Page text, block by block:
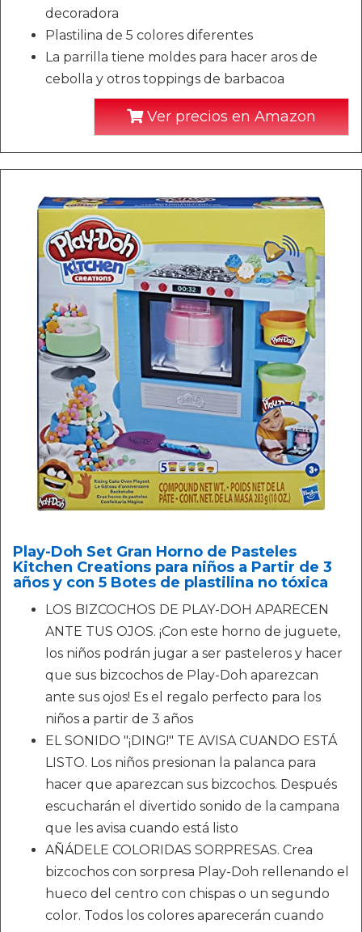
decoradora
Plastilina de 5 colores diferentes
La parrilla tiene moldes para hacer aros de
cebolla y otros toppings de barbacoa
Ver precios en Amazon
Play-Doh Set Gran Horno de Pasteles
Kitchen Creations para niños a Partir de 3
años y con 5 Botes de plastilina no tóxica
LOS BIZCOCHOS DE PLAY-DOH APARECEN
ANTE TUS OJOS. ¡Con este horno de juguete,
los niños podrán jugar a ser pasteleros y hacer
que sus bizcochos de Play-Doh aparezcan
ante sus ojos! Es el regalo perfecto para los
niños a partir de 3 años
EL SONIDO "¡DING!" TE AVISA CUANDO ESTÁ
LISTO. Los niños presionan la palanca para
hacer que aparezcan sus bizcochos. Después
escucharán el divertido sonido de la campana
que les avisa cuando está listo
AÑÁDELE COLORIDAS SORPRESAS. Crea
bizcochos con sorpresa Play-Doh rellenando el
hueco del centro con chispas o un segundo
color. Todos los colores aparecerán cuando